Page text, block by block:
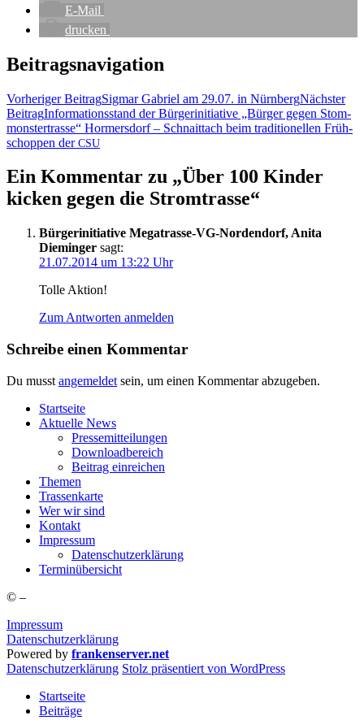
E‑Mail
dru­cken
Beitragsnavigation
Vorheriger BeitragSig­mar Gabri­el am 29.07. in NürnbergNächster
BeitragInfor­ma­ti­ons­stand der Bür­ger­initia­ti­ve „Bür­ger gegen Stom­
mons­ter­tras­se“ Hor­mers­dorf – Schnaitt­ach beim tra­di­tio­nel­len Früh­
schop­pen derCSU
Ein Kommentar zu „Über 100 Kin­der
kicken gegen die Stromtrasse“
Bürgerinitiative Megatrasse-VG-Nordendorf, Anita
Dieminger sagt:
21.07.2014 um 13:22 Uhr
Tol­le Aktion!
Zum Antworten anmelden
Schreibe einen Kommentar
Du musst angemeldet sein, um einen Kommentar abzugeben.
Start­sei­te
Aktu­el­le News
Pres­se­mit­tei­lun­gen
Down­load­be­reich
Bei­trag einreichen
The­men
Tras­sen­kar­te
Wer wir sind
Kon­takt
Impres­sum
Daten­schutz­er­klä­rung
Ter­min­über­sicht
© –
Impressum
Datenschutzerklärung
Powered by frankenserver.net
Daten­schutz­er­klä­rung Stolz präsentiert von WordPress
Startseite
Beiträge